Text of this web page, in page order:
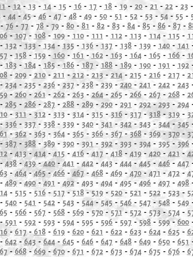
- 12- 13 - 14 - 15 - 16 - 17 - 18 - 19 - 20 - 21 - 22 - 23 -
- 44- 45- 46- 47 - 48- 49- 50- 51 - 52- 53 - 54- 55 -
- 76- 77 - 78- 79- 80- 81 - 82- 83 - 84- 85 - 86- 87 -
-107- 108- 109- 110- 111 - 112- 113 - 114- 115 -
- 132 -133- 134 - 135 - 136 - 137 - 138 - 139 - 140 - 141
- 158- 159- 160- 161 - 162- 163 - 164- 165 - 166-
- 183 - 184 - 185 - 186 -187 - 188 - 189 - 190 - 191 - 192
- 209- 210- 211 -212- 213 -214- 215 - 216- 217 -
- 234 - 235 - 236 - 237 -238 -239 -240 - 241 - 242 - 243
- 260- 261 - 262- 263 - 264- 265 - 266- 267 - 268-
- 285 - 286 - 287 - 288 - 289 - 290 - 291 - 292-293 - 294
- 311 - 312- 313 - 314- 315 -316- 317 - 318-319-
- 336 - 337 - 338 - 339 - 340 - 341 - 342 - 343 -344-345
-362- 363 - 364- 365 - 366- 367 -368- 369-370-
387 - 388 - 389 - 390 - 391 - 392 - 393 - 394 - 395 -396
- 413- 414-415 - 416- 417 -418- 419- 420- 421 -
-438 -439-440 -441 - 442 - 443 - 444 -445 - 446 - 447
-464-465-466- 467 - 468- 469- 470- 471 - 472-
- 489- 490 -491 - 492- 493 -494 - 495 - 496 - 497 - 498
- 515 - 516- 517 -518-519- 520- 521 - 522- 523-
- 540 - 541 - 542 - 543 - 544-545 - 546 - 547 -548 - 549
- 566- 567 - 568- 569-570- 571- 572- 573 -574-
591 - 592 - 593 - 594 - 595 - 596 - 597 -598 - 599-600
- 617- 618- 619- 620- 621 - 622- 623 - 624- 625 -
642 -643 -644- 645 - 646 - 647 - 648 - 649 - 650 - 651
- 668- 669- 670- 671 - 672- 673 - 674- 675 - 676-